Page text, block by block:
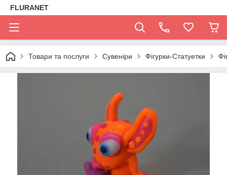
FLURANET
Товари та послуги Сувеніри Фігурки-Статуетки